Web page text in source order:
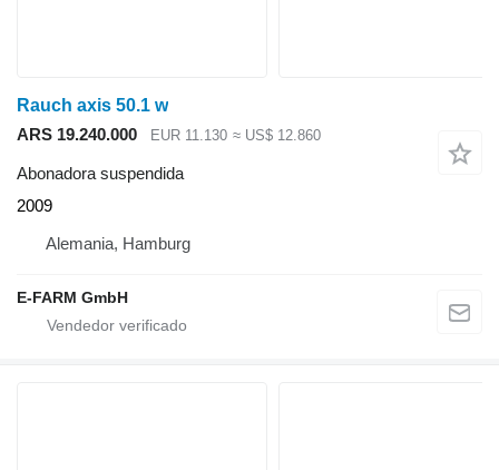
Rauch axis 50.1 w
ARS 19.240.000
EUR 11.130 ≈ US$ 12.860
Abonadora suspendida
2009
Alemania, Hamburg
E-FARM GmbH